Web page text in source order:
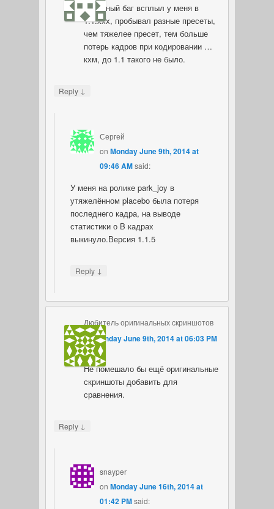
Странный баг всплыл у меня в
1.1.ххх, пробывал разные пресеты,
чем тяжелее пресет, тем больше
потерь кадров при кодировании …
кхм, до 1.1 такого не было.
Reply ↓
Сергей
on Monday June 9th, 2014 at
09:46 AMsaid:
У меня на ролике park_joy в
утяжелённом placebo была потеря
последнего кадра, на выводе
статистики о B кадрах
выкинуло.Версия 1.1.5
Reply ↓
Любитель оригинальных скриншотов
onMonday June 9th, 2014 at 06:03 PM
said:
Не помешало бы ещё оригинальные
скриншоты добавить для
сравнения.
Reply ↓
snayper
on Monday June 16th, 2014 at
01:42 PMsaid: